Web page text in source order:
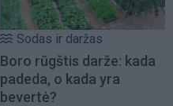
Sodas ir daržas
Boro rūgštis darže: kada
padeda, o kada yra
bevertė?